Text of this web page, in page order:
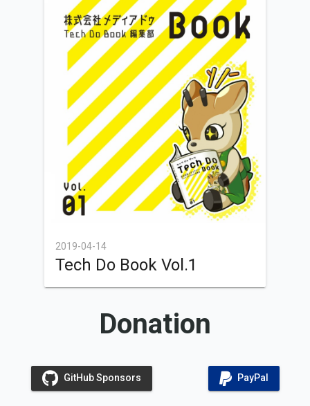
2019-04-14
Tech Do Book Vol.1
Donation
GitHub Sponsors PayPal